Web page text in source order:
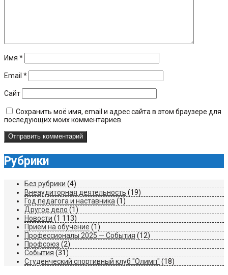
Имя *
Email *
Сайт
Сохранить моё имя, email и адрес сайта в этом браузере для
последующих моих комментариев.
Рубрики
Без рубрики (4)
Внеаудиторная деятельность (19)
Год педагога и наставника (1)
Другое дело (1)
Новости (1 113)
Прием на обучение (1)
Профессионалы 2025 — События (12)
Профсоюз (2)
События (31)
Студенческий спортивный клуб "Олимп" (18)